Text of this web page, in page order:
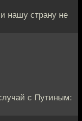
нашу страну не
с Путиным: